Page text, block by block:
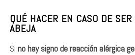
QUÉ HACER EN CASO DE
ABEJA
Si no hay signo de reacción alérgica